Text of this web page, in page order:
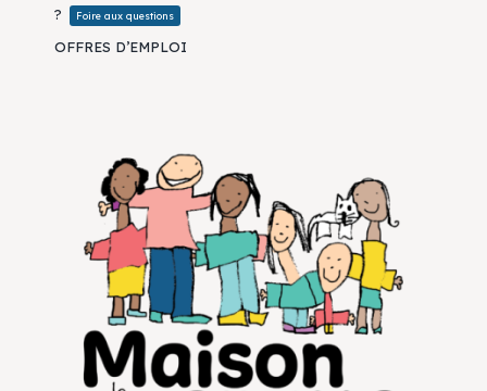
? Foire aux questions
OFFRES D’EMPLOI